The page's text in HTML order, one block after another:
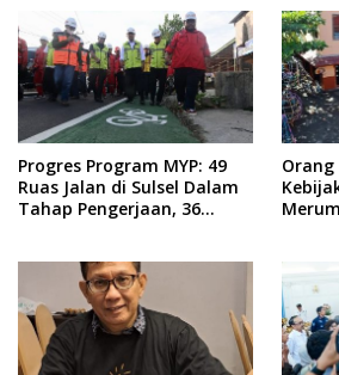
Progres Program MYP: 49
Ruas Jalan di Sulsel Dalam
Tahap Pengerjaan, 36
Orang